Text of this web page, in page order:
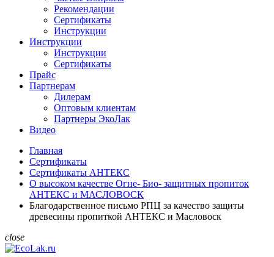
Рекомендации
Сертификаты
Инструкции
Инструкции
Инструкции
Сертификаты
Прайс
Партнерам
Дилерам
Оптовым клиентам
Партнеры ЭкоЛак
Видео
Главная
Сертификаты
Сертификаты АНТЕКС
О высоком качестве Огне- Био- защитных пропиток
АНТЕКС и МАСЛОВОСК
Благодарственное письмо РПЦ за качество защиты
древесины пропиткой АНТЕКС и Масловоск
close